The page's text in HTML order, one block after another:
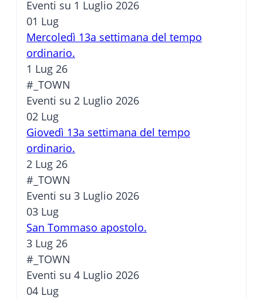
Eventi su 1 Luglio 2026
01 Lug
Mercoledì 13a settimana del tempo
ordinario.
1 Lug 26
#_TOWN
Eventi su 2 Luglio 2026
02 Lug
Giovedì 13a settimana del tempo
ordinario.
2 Lug 26
#_TOWN
Eventi su 3 Luglio 2026
03 Lug
San Tommaso apostolo.
3 Lug 26
#_TOWN
Eventi su 4 Luglio 2026
04 Lug